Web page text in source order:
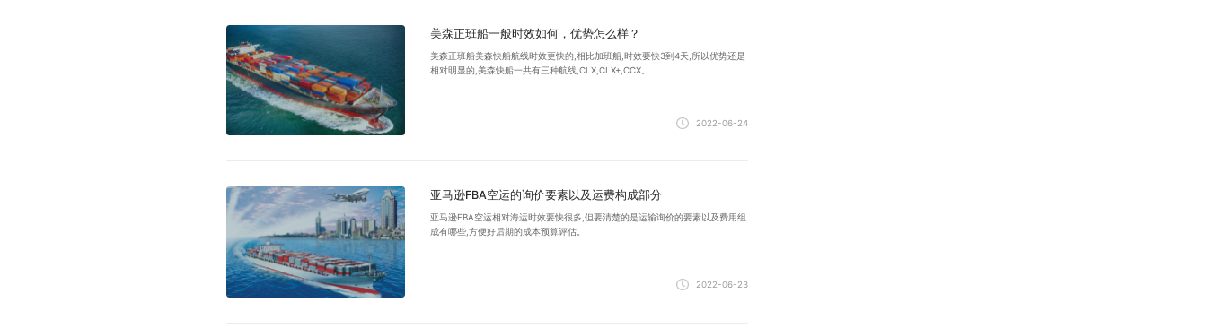
美森正班船一般时效如何，优势怎么样？
美森正班船美森快船航线时效更快的,相比加班船,时效要快3到4天,所以优势还是
相对明显的,美森快船一共有三种航线,CLX,CLX+,CCX。
2022-06-24
亚马逊FBA空运的询价要素以及运费构成部分
亚马逊FBA空运相对海运时效要快很多,但要清楚的是运输询价的要素以及费用组
成有哪些,方便好后期的成本预算评估。
2022-06-23